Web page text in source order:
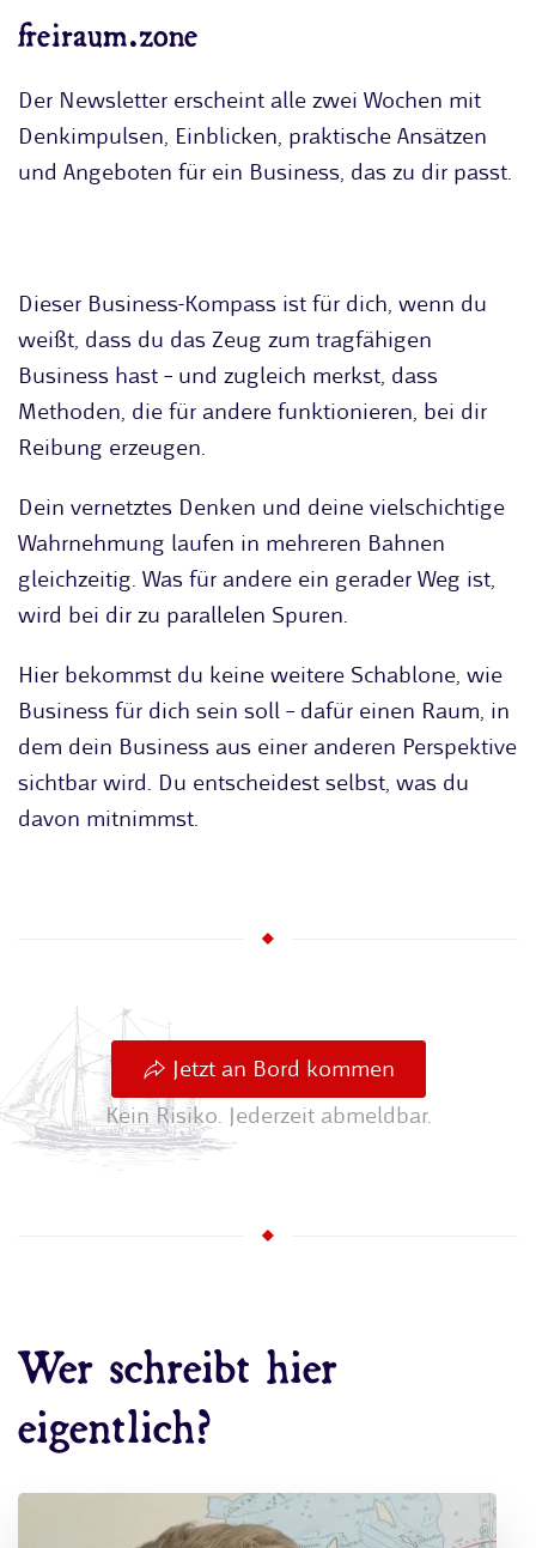
freiraum.zone
Der Newsletter erscheint alle zwei Wochen mit
Denkimpulsen, Einblicken, praktische Ansätzen
und Angeboten für ein Business, das zu dir passt.
Dieser Business-Kompass ist für dich, wenn du
weißt, dass du das Zeug zum tragfähigen
Business hast – und zugleich merkst, dass
Methoden, die für andere funktionieren, bei dir
Reibung erzeugen.
Dein vernetztes Denken und deine vielschichtige
Wahrnehmung laufen in mehreren Bahnen
gleichzeitig. Was für andere ein gerader Weg ist,
wird bei dir zu parallelen Spuren.
Hier bekommst du keine weitere Schablone, wie
Business für dich sein soll – dafür einen Raum, in
dem dein Business aus einer anderen Perspektive
sichtbar wird. Du entscheidest selbst, was du
davon mitnimmst.
Jetzt an Bord kommen
Kein Risiko. Jederzeit abmeldbar.
Wer schreibt hier
eigentlich?